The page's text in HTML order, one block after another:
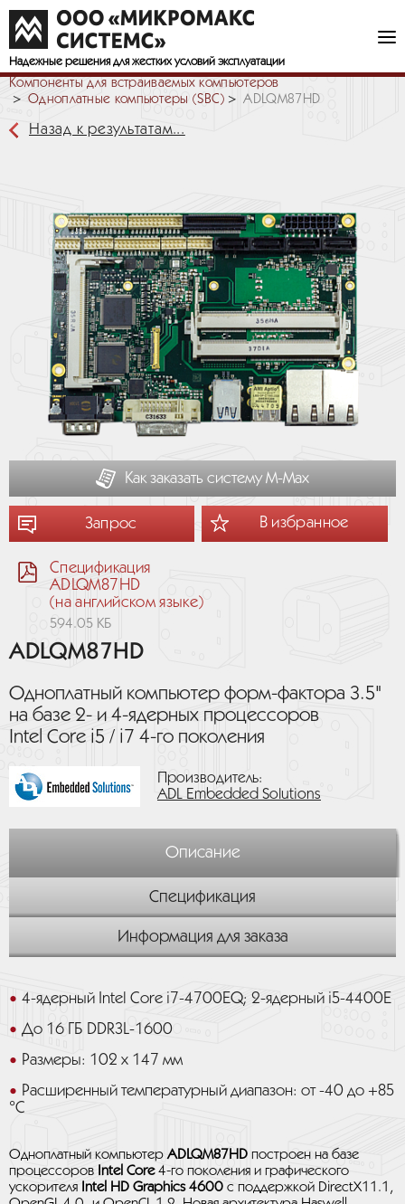
Надежные решения для жестких условий эксплуатации
Компоненты для встраиваемых компьютеров
Одноплатные компьютеры (SBC)
ADLQM87HD
Назад к результатам...
Как заказать систему М-Мах
Запрос В избранное
Спецификация
ADLQM87HD
(на английском языке)
594.05 КБ
ADLQM87HD
Одноплатный компьютер форм-фактора 3.5"
на базе 2- и 4-ядерных процессоров
Intel Core i5 / i7 4-го поколения
Производитель:
ADL Embedded Solutions
Описание
Спецификация
Информация для заказа
4-ядерный Intel Core i7-4700EQ; 2-ядерный i5-4400E
До 16 ГБ DDR3L-1600
Размеры: 102 x 147 мм
Расширенный температурный диапазон: от -40 до +85
°C
Одноплатный компьютерADLQM87HD построен на базе
процессоров Intel Core4-го поколения и графического
ускорителя Intel HD Graphics 4600 с поддержкой DirectX11.1,